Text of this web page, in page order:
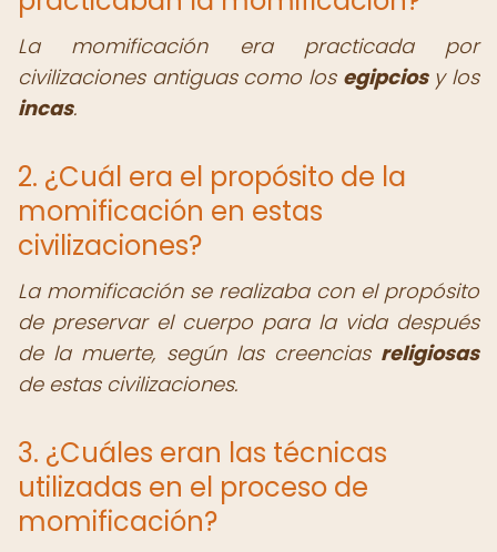
La momificación era practicada por
civilizaciones antiguas como los egipciosy los
incas.
2. ¿Cuál era el propósito de la
momificación en estas
civilizaciones?
La momificación se realizaba con el propósito
de preservar el cuerpo para la vida después
de la muerte, según las creencias religiosas
de estas civilizaciones.
3. ¿Cuáles eran las técnicas
utilizadas en el proceso de
momificación?